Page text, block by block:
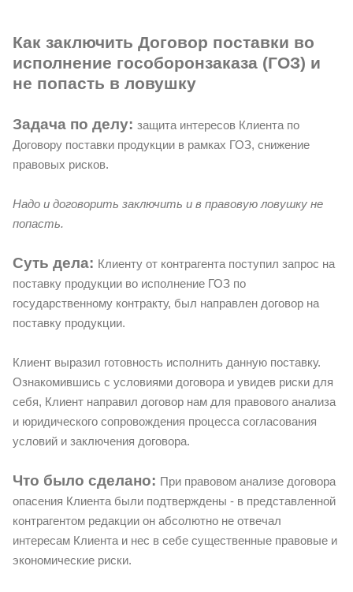
Как заключить Договор поставки во
исполнение гособоронзаказа (ГОЗ) и
не попасть в ловушку
Задача по делу: защита интересов Клиента по
Договору поставки продукции в рамках ГОЗ, снижение
правовых рисков.
Надо и договорить заключить и в правовую ловушку не
попасть.
Суть дела: Клиенту от контрагента поступил запрос на
поставку продукции во исполнение ГОЗ по
государственному контракту, был направлен договор на
поставку продукции.
Клиент выразил готовность исполнить данную поставку.
Ознакомившись с условиями договора и увидев риски для
себя, Клиент направил договор нам для правового анализа
и юридического сопровождения процесса согласования
условий и заключения договора.
Что было сделано: При правовом анализе договора
опасения Клиента были подтверждены - в представленной
контрагентом редакции он абсолютно не отвечал
интересам Клиента и нес в себе существенные правовые и
экономические риски.